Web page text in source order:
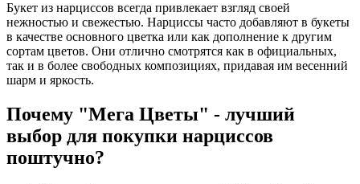
Букет из нарциссов всегда привлекает взгляд своей
нежностью и свежестью. Нарциссы часто добавляют в букеты
в качестве основного цветка или как дополнение к другим
сортам цветов. Они отлично смотрятся как в официальных,
так и в более свободных композициях, придавая им весенний
шарм и яркость.
Почему "Мега Цветы" - лучший
выбор для покупки нарциссов
поштучно?